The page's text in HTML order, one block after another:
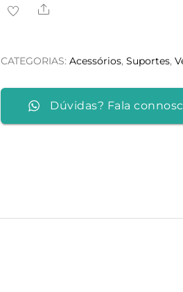
MONOPÉ
FIERYDEER
Share
CATEGORIAS:Acessórios,Suportes,
Dúvidas? Fala